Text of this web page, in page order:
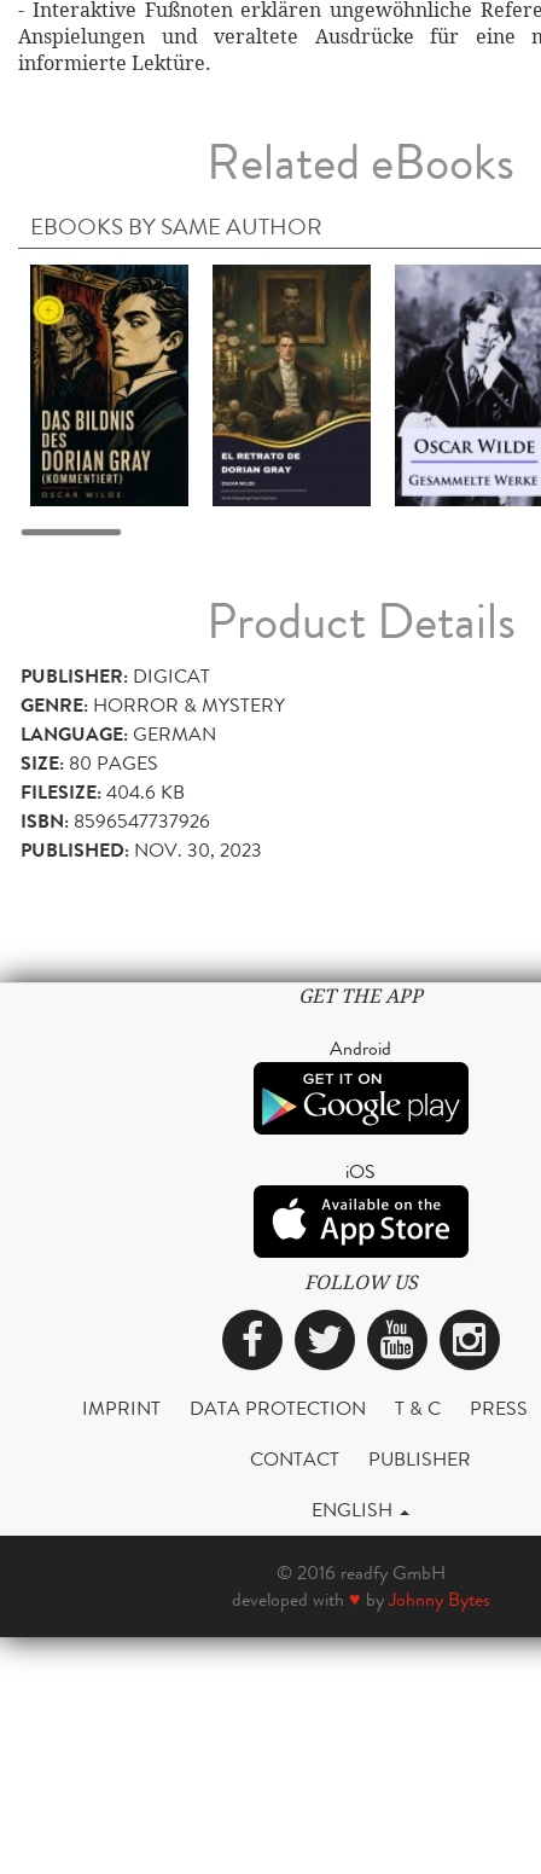
- Interaktive Fußnoten erklären ungewöhnliche
Anspielungen und veraltete Ausdrücke für eine
informierte Lektüre.
Related eBooks
EBOOKS BY SAME AUTHOR
Product Details
PUBLISHER: DIGICAT
GENRE: HORROR & MYSTERY
LANGUAGE:GERMAN
SIZE: 80 PAGES
FILESIZE:404.6 KB
ISBN: 8596547737926
PUBLISHED: NOV. 30, 2023
GET THE APP
Android
iOS
FOLLOW US
Facebook
Twitter
IMPRINT DATA PROTECTION T & C
PRESS
CONTACT
PUBLISHER
ENGLISH
© 2016 readfy GmbH
developed with ♥ byJohnny Bytes